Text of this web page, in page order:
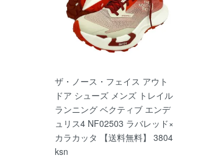
ザ・ノース・フェイス アウト
ドア シューズ メンズ トレイル
ランニング ベクティブ エンデ
ュリス4 NF02503 ラバレッド×
カラカッタ 【送料無料】 3804
ksn